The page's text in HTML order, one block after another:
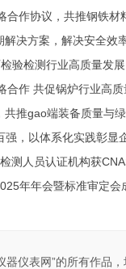
合作协议，共推钢铁材
决方案，解决安全效
验检测行业高质量发展
合作 共促锅炉行业高质
共推gao端装备质量与
强，以体系化实践彰显
测人员认证机构获
年年会暨标准审定会
仪表网”的所有作品